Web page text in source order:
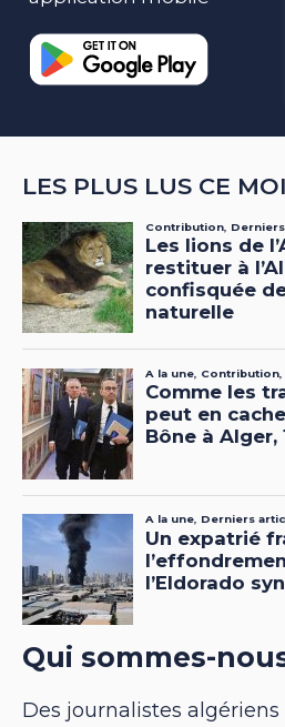
LES PLUS LUS CE
Qui sommes-
Des journalistes algériens